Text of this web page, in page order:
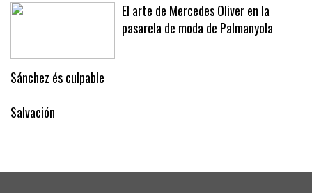
El arte de Mercedes Oliver en la
pasarela de moda de Palmanyola
Sánchez és culpable
Salvación